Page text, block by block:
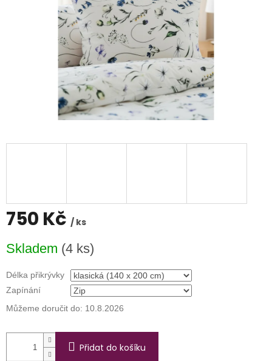
750 Kč / ks
cena:
Skladem (4 ks)
Délka přikrývky
Zapínání
Můžeme doručit do: 10.8.2026
Přidat do košíku